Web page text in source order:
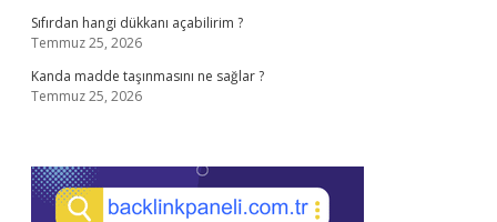
Sıfırdan hangi dükkanı açabilirim ?
Temmuz 25, 2026
Kanda madde taşınmasını ne sağlar ?
Temmuz 25, 2026